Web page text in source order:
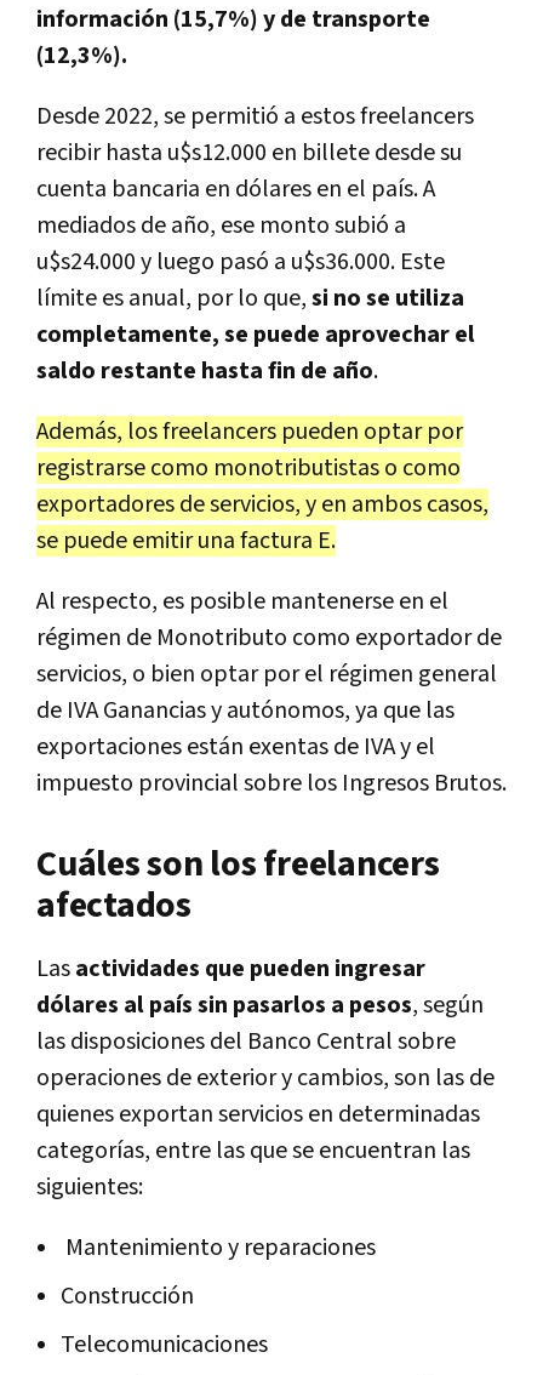
información (15,7%) y de transporte
(12,3%).
Desde 2022, se permitió a estos freelancers
recibir hasta u$s12.000 en billete desde su
cuenta bancaria en dólares en el país. A
mediados de año, ese monto subió a
u$s24.000 y luego pasó a u$s36.000. Este
límite es anual, por lo que,si no se utiliza
completamente, se puede aprovechar el
saldo restante hasta fin de año.
Además, los freelancers pueden optar por
registrarse como monotributistas o como
exportadores de servicios, y en ambos casos,
se puede emitir una factura E.
Al respecto, es posible mantenerse en el
régimen de Monotributo como exportador de
servicios, o bien optar por el régimen general
de IVA Ganancias y autónomos, ya que las
exportaciones están exentas de IVA y el
impuesto provincial sobre los Ingresos Brutos.
Cuáles son los freelancers
afectados
Lasactividades que pueden ingresar
dólares al país sin pasarlos a pesos, según
las disposiciones del Banco Central sobre
operaciones de exterior y cambios, son las de
quienes exportan servicios en determinadas
categorías, entre las que se encuentran las
siguientes:
Mantenimiento y reparaciones
Construcción
Telecomunicaciones